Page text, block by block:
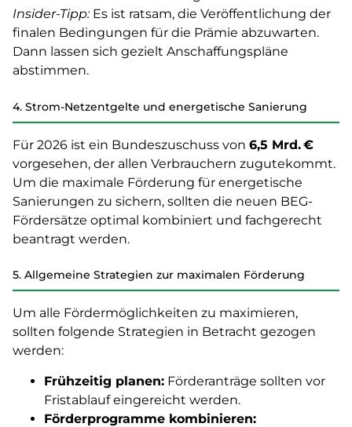
Insider-Tipp:Es ist ratsam, die Veröffentlichung der
finalen Bedingungen für die Prämie abzuwarten.
Dann lassen sich gezielt Anschaffungspläne
abstimmen.
4. Strom-Netzentgelte und energetische Sanierung
Für 2026 ist ein Bundeszuschuss von 6,5 Mrd. €
vorgesehen, der allen Verbrauchern zugutekommt.
Um die maximale Förderung für energetische
Sanierungen zu sichern, sollten die neuen BEG-
Fördersätze optimal kombiniert und fachgerecht
beantragt werden.
5. Allgemeine Strategien zur maximalen Förderung
Um alle Fördermöglichkeiten zu maximieren,
sollten folgende Strategien in Betracht gezogen
werden:
Frühzeitig planen: Förderanträge sollten vor
Fristablauf eingereicht werden.
Förderprogramme kombinieren: